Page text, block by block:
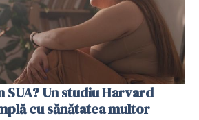
SUA? Un studiu Harvard
cu sănătatea multor